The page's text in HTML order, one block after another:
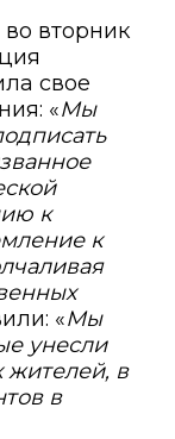
вторник
свое
«Мы
к
к
«Мы
унесли
в
в